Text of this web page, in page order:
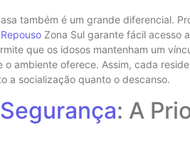
também é um grande diferencial.
Zona Sul garante fácil acesso
que os idosos mantenham um
o ambiente oferece. Assim, cada
a socialização quanto o descanso.
: A